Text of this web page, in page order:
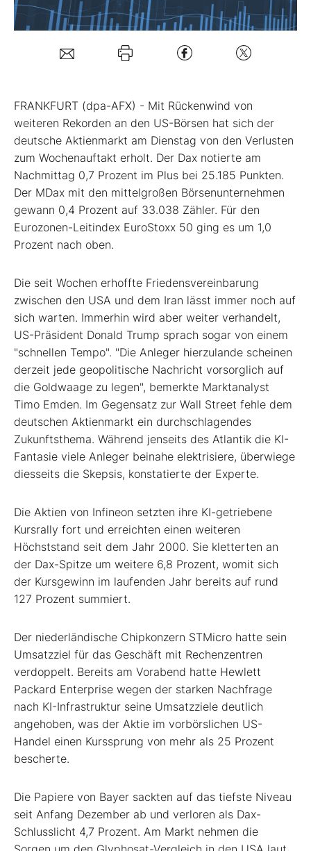
FRANKFURT (dpa-AFX) - Mit Rückenwind von
weiteren Rekorden an den US-Börsen hat sich der
deutsche Aktienmarkt am Dienstag von den Verlusten
zum Wochenauftakt erholt. Der Dax notierte am
Nachmittag 0,7 Prozent im Plus bei 25.185 Punkten.
Der MDax mit den mittelgroßen Börsenunternehmen
gewann 0,4 Prozent auf 33.038 Zähler. Für den
Eurozonen-Leitindex EuroStoxx 50 ging es um 1,0
Prozent nach oben.
Die seit Wochen erhoffte Friedensvereinbarung
zwischen den USA und dem Iran lässt immer noch auf
sich warten. Immerhin wird aber weiter verhandelt,
US-Präsident Donald Trump sprach sogar von einem
"schnellen Tempo". "Die Anleger hierzulande scheinen
derzeit jede geopolitische Nachricht vorsorglich auf
die Goldwaage zu legen", bemerkte Marktanalyst
Timo Emden. Im Gegensatz zur Wall Street fehle dem
deutschen Aktienmarkt ein durchschlagendes
Zukunftsthema. Während jenseits des Atlantik die KI-
Fantasie viele Anleger beinahe elektrisiere, überwiege
diesseits die Skepsis, konstatierte der Experte.
Die Aktien von Infineon setzten ihre KI-getriebene
Kursrally fort und erreichten einen weiteren
Höchststand seit dem Jahr 2000. Sie kletterten an
der Dax-Spitze um weitere 6,8 Prozent, womit sich
der Kursgewinn im laufenden Jahr bereits auf rund
127 Prozent summiert.
Der niederländische Chipkonzern STMicro hatte sein
Umsatzziel für das Geschäft mit Rechenzentren
verdoppelt. Bereits am Vorabend hatte Hewlett
Packard Enterprise wegen der starken Nachfrage
nach KI-Infrastruktur seine Umsatzziele deutlich
angehoben, was der Aktie im vorbörslichen US-
Handel einen Kurssprung von mehr als 25 Prozent
bescherte.
Die Papiere von Bayer sackten auf das tiefste Niveau
seit Anfang Dezember ab und verloren als Dax-
Schlusslicht 4,7 Prozent. Am Markt nehmen die